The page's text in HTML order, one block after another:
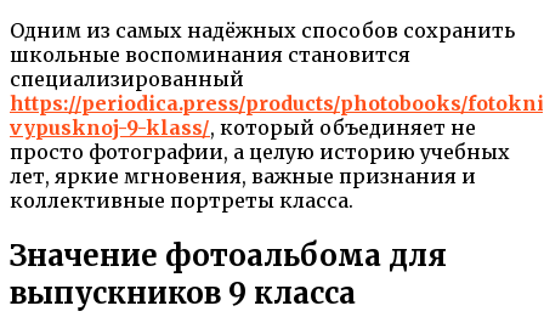
Одним из самых надёжных способов сохранить
школьные воспоминания становится
специализированный
https://periodica.press/products/photobooks/
vypusknoj-9-klass/, который объединяет не
просто фотографии, а целую историю учебных
лет, яркие мгновения, важные признания и
коллективные портреты класса.
Значение фотоальбома для
выпускников 9 класса